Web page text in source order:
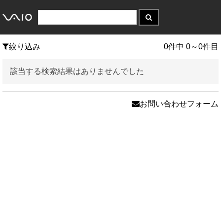
絞り込み 0件中 0～0件目
該当する検索結果はありませんでした
お問い合わせフォーム